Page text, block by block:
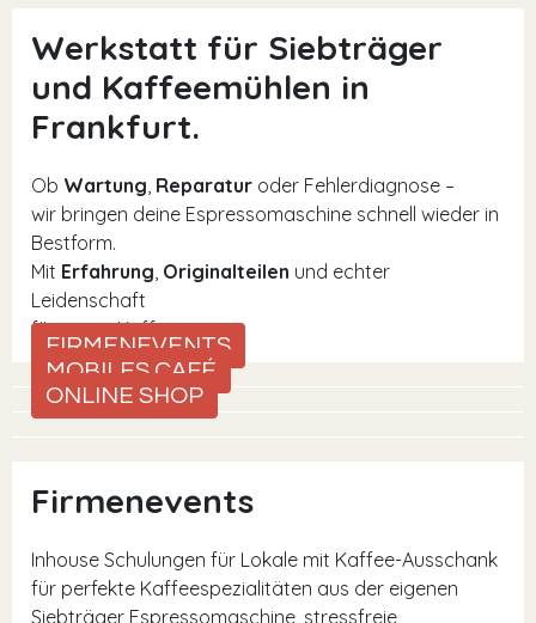
Werkstatt für Siebträger
und Kaffeemühlen in
Frankfurt.
Ob Wartung, Reparatur oder Fehlerdiagnose –
wir bringen deine Espressomaschine schnell wieder in
Bestform.
Mit Erfahrung, Originalteilen und echter
Leidenschaft
für guten Kaffee.
FIRMENEVENTS
MOBILES CAFÉ
ONLINE SHOP
Firmenevents
Inhouse Schulungen für Lokale mit Kaffee-Ausschank
für perfekte Kaffeespezialitäten aus der eigenen
Siebträger Espressomaschine, stressfreie